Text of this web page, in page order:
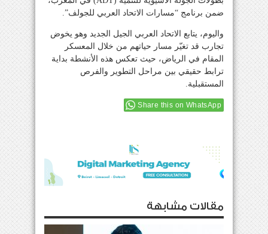
ضمن برنامج “مسارات الاتحاد العربي للجولف”.
واليوم، يتابع الاتحاد العربي الجيل الجديد وهو يخوض
تجارب قد تغيّر مسار حياتهم من خلال المعسكر
المقام في الرياض، حيث تعكس هذه الأنشطة بداية
ترابط حقيقي بين مراحل التطوير والفرص
المستقبلية.
Share this on WhatsApp
مقالات مشابهة